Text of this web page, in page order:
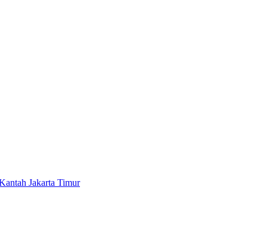
Jakarta Timur